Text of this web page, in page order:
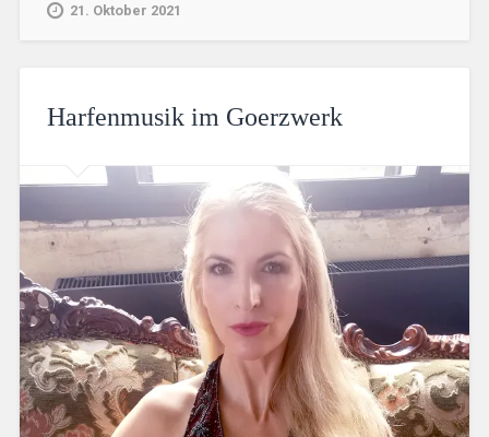
21. Oktober 2021
Harfenmusik im Goerzwerk